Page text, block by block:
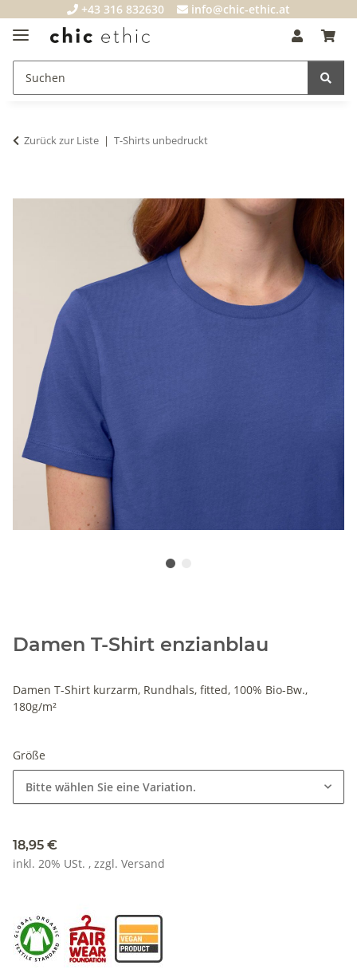
+43 316 832630 info@chic-ethic.at
Zurück zur Liste T-Shirts unbedruckt
Damen T-Shirt enzianblau
Damen T-Shirt kurzarm, Rundhals, fitted, 100% Bio-Bw.,
180g/m²
Größe
Bitte wählen Sie eine Variation.
18,95 €
inkl. 20% USt. , zzgl. Versand